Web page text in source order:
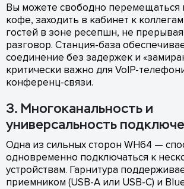
Вы можете свободно перемещаться
кофе, заходить в кабинет к
гостей в зоне ресепшн, не
разговор. Станция-база
соединение без задержек и
критически важно для VoIP-
конференц-связи.
3. Многоканальность и
универсальность
Одна из сильных сторон WH64 —
одновременно подключаться к
устройствам. Гарнитура
приемником (USB-A или USB-C) и